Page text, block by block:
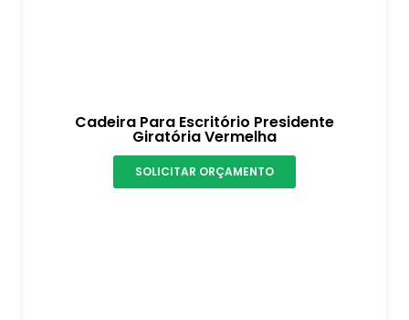
Cadeira Para Escritório Presidente
Giratória Vermelha
SOLICITAR ORÇAMENTO